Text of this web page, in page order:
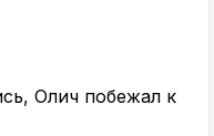
Олич побежал к